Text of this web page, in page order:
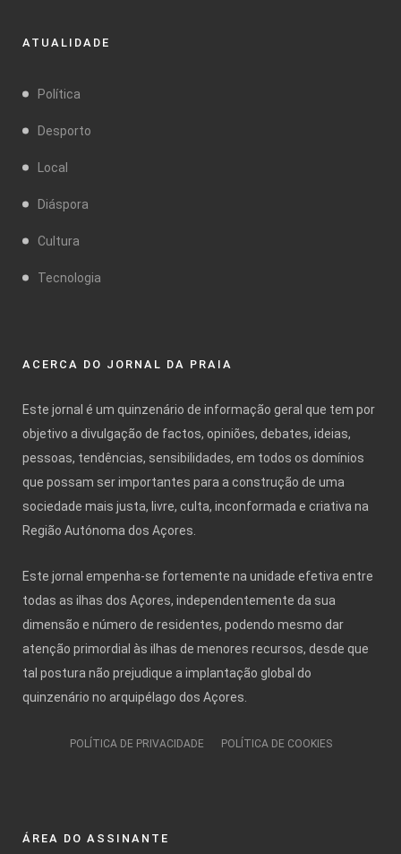
ATUALIDADE
Política
Desporto
Local
Diáspora
Cultura
Tecnologia
ACERCA DO JORNAL DA PRAIA
Este jornal é um quinzenário de informação geral que tem por
objetivo a divulgação de factos, opiniões, debates, ideias,
pessoas, tendências, sensibilidades, em todos os domínios
que possam ser importantes para a construção de uma
sociedade mais justa, livre, culta, inconformada e criativa na
Região Autónoma dos Açores.
Este jornal empenha-se fortemente na unidade efetiva entre
todas as ilhas dos Açores, independentemente da sua
dimensão e número de residentes, podendo mesmo dar
atenção primordial às ilhas de menores recursos, desde que
tal postura não prejudique a implantação global do
quinzenário no arquipélago dos Açores.
POLÍTICA DE PRIVACIDADE POLÍTICA DE COOKIES
ÁREA DO ASSINANTE